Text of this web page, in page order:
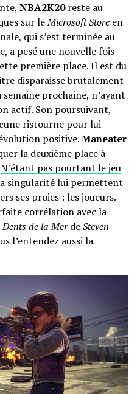
NBA2K20reste au
sur leMicrosoft Store en
qui s’est terminée au
a pesé une nouvelle fois
première place. Il est du
disparaisse brutalement
prochaine, n’ayant
actif. Son poursuivant,
ristourne pour lui
positive.Maneater
la deuxième place à
N’étant pas pourtant le jeu
singularité lui permettent
ses proies : les joueurs.
corrélation avec la
Dents de la MerdeSteven
l’entendez aussi la